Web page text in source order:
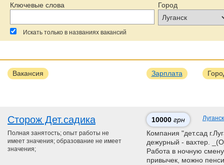
Ключевые слова Город
Искать только в названиях вакансий
Вакансия Зарплата
Сторож Дет.садика 10000 грн Луганск
Полная занятость; опыт работы не
имеет значения; образование не имеет
значения;
Компания "дет.сад
дежурный - вахтер.
Работа в ночную
привычек, можно